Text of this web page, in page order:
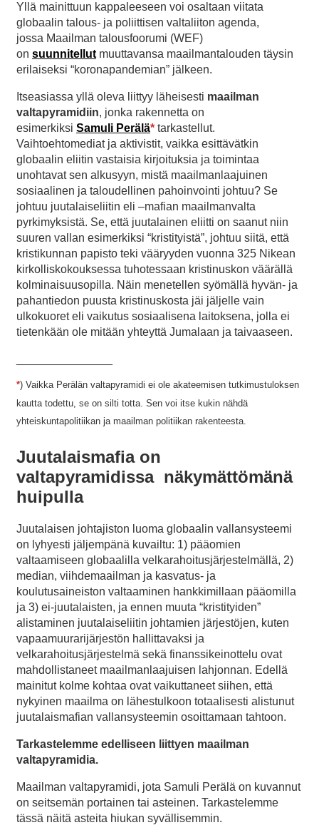
Yllä mainittuun kappaleeseen voi osaltaan viitata
globaalin talous- ja poliittisen valtaliiton agenda,
jossa Maailman talousfoorumi (WEF)
on suunnitellut muuttavansa maailmantalouden täysin
erilaiseksi “koronapandemian” jälkeen.
Itseasiassa yllä oleva liittyy läheisesti maailman
valtapyramidiin, jonka rakennetta on
esimerkiksi Samuli Perälä* tarkastellut.
Vaihtoehtomediat ja aktivistit, vaikka esittävätkin
globaalin eliitin vastaisia kirjoituksia ja toimintaa
unohtavat sen alkusyyn, mistä maailmanlaajuinen
sosiaalinen ja taloudellinen pahoinvointi johtuu? Se
johtuu juutalaiseliitin eli –mafian maailmanvalta
pyrkimyksistä. Se, että juutalainen eliitti on saanut niin
suuren vallan esimerkiksi “kristityistä”, johtuu siitä, että
kristikunnan papisto teki vääryyden vuonna 325 Nikean
kirkolliskokouksessa tuhotessaan kristinuskon väärällä
kolminaisuusopilla. Näin menetellen syömällä hyvän- ja
pahantiedon puusta kristinuskosta jäi jäljelle vain
ulkokuoret eli vaikutus sosiaalisena laitoksena, jolla ei
tietenkään ole mitään yhteyttä Jumalaan ja taivaaseen.
*) Vaikka Perälän valtapyramidi ei ole akateemisen tutkimustuloksen
kautta todettu, se on silti totta. Sen voi itse kukin nähdä
yhteiskuntapolitiikan ja maailman politiikan rakenteesta.
Juutalaismafia on
valtapyramidissa näkymättömänä
huipulla
Juutalaisen johtajiston luoma globaalin vallansysteemi
on lyhyesti jäljempänä kuvailtu: 1) pääomien
valtaamiseen globaalilla velkarahoitusjärjestelmällä, 2)
median, viihdemaailman ja kasvatus- ja
koulutusaineiston valtaaminen hankkimillaan pääomilla
ja 3) ei-juutalaisten, ja ennen muuta “kristityiden”
alistaminen juutalaiseliitin johtamien järjestöjen, kuten
vapaamuurarijärjestön hallittavaksi ja
velkarahoitusjärjestelmä sekä finanssikeinottelu ovat
mahdollistaneet maailmanlaajuisen lahjonnan. Edellä
mainitut kolme kohtaa ovat vaikuttaneet siihen, että
nykyinen maailma on lähestulkoon totaalisesti alistunut
juutalaismafian vallansysteemin osoittamaan tahtoon.
Tarkastelemme edelliseen liittyen maailman
valtapyramidia.
Maailman valtapyramidi, jota Samuli Perälä on kuvannut
on seitsemän portainen tai asteinen. Tarkastelemme
tässä näitä asteita hiukan syvällisemmin.